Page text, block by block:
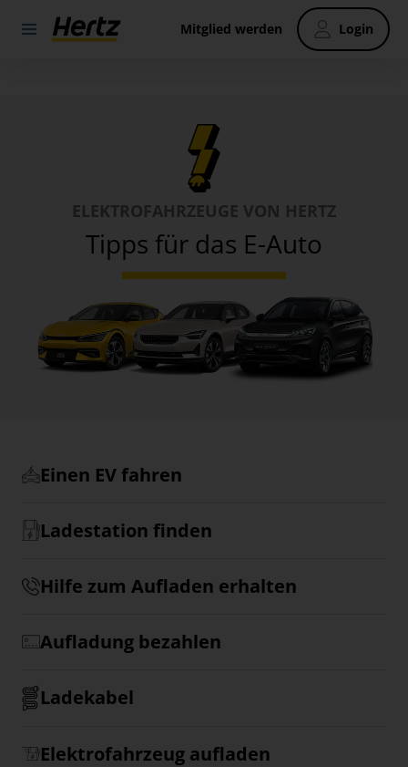
Mitglied werden Login
ELEKTROFAHRZEUGE VON HERTZ
Tipps für das E-Auto
Einen EV fahren
Ladestation finden
Hilfe zum Aufladen erhalten
Aufladung bezahlen
Ladekabel
Elektrofahrzeug aufladen